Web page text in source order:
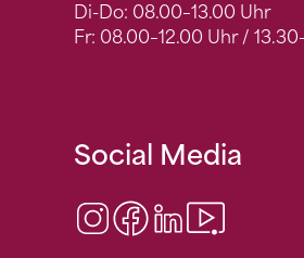
Di-Do: 08.00–13.00 Uhr
Fr: 08.00–12.00 Uhr /
Social Media
Instagram
Facebook
LinkedIn